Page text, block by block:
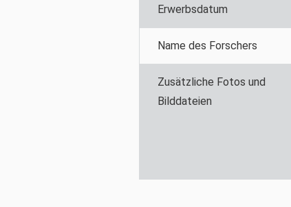
Erwerbsdatum
Name des Forschers
Zusätzliche Fotos und
Bilddateien